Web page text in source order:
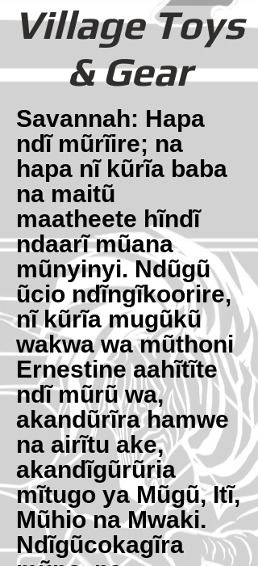
Village Toys
& Gear
Savannah: Hapa
ndĩ mũrĩire; na
hapa nĩ kũrĩa baba
na maitũ
maatheete hĩndĩ
ndaarĩ mũana
mũnyinyi. Ndũgũ
ũcio ndĩngĩkoorire,
nĩ kũrĩa mugũkũ
wakwa wa mũthoni
Ernestine aahĩtĩte
ndĩ mũrũ wa,
akandũrĩra hamwe
na airĩtu ake,
akandĩgũrũria
mĩtugo ya Mũgũ, Itĩ,
Mũhio na Mwaki.
Ndĩgũcokagĩra